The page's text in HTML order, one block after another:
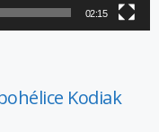
02:15
Kodiak